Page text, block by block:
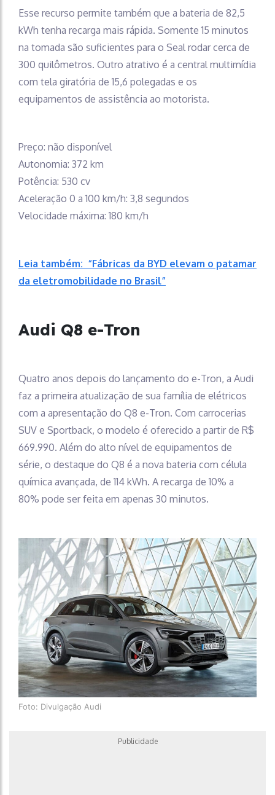
Esse recurso permite também que a bateria de 82,5
kWh tenha recarga mais rápida. Somente 15 minutos
na tomada são suficientes para o Seal rodar cerca de
300 quilômetros. Outro atrativo é a central multimídia
com tela giratória de 15,6 polegadas e os
equipamentos de assistência ao motorista.
Preço: não disponível
Autonomia: 372 km
Potência: 530 cv
Aceleração 0 a 100 km/h: 3,8 segundos
Velocidade máxima: 180 km/h
Leia também: “Fábricas da BYD elevam o patamar
da eletromobilidade no Brasil”
Audi Q8 e-Tron
Quatro anos depois do lançamento do e-Tron, a Audi
faz a primeira atualização de sua família de elétricos
com a apresentação do Q8 e-Tron. Com carrocerias
SUV e Sportback, o modelo é oferecido a partir de R$
669.990. Além do alto nível de equipamentos de
série, o destaque do Q8 é a nova bateria com célula
química avançada, de 114 kWh. A recarga de 10% a
80% pode ser feita em apenas 30 minutos.
Foto: Divulgação Audi
Publicidade